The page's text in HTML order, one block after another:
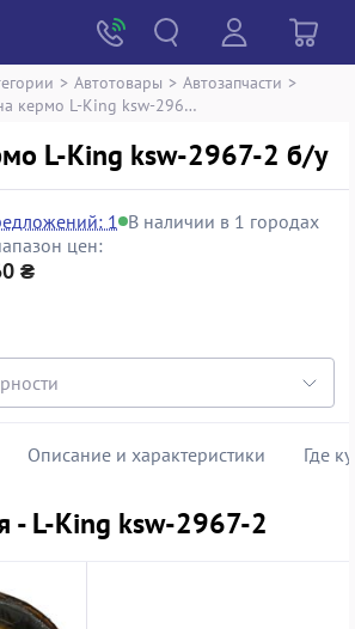
> Автотовары > Автозапчасти >
Чохол на кермо L-King ksw-2967-2
L-King ksw-2967-2 б/у
1 В наличии в 1 городах
цен:
₴
Описание и характеристики Где
- L-King ksw-2967-2